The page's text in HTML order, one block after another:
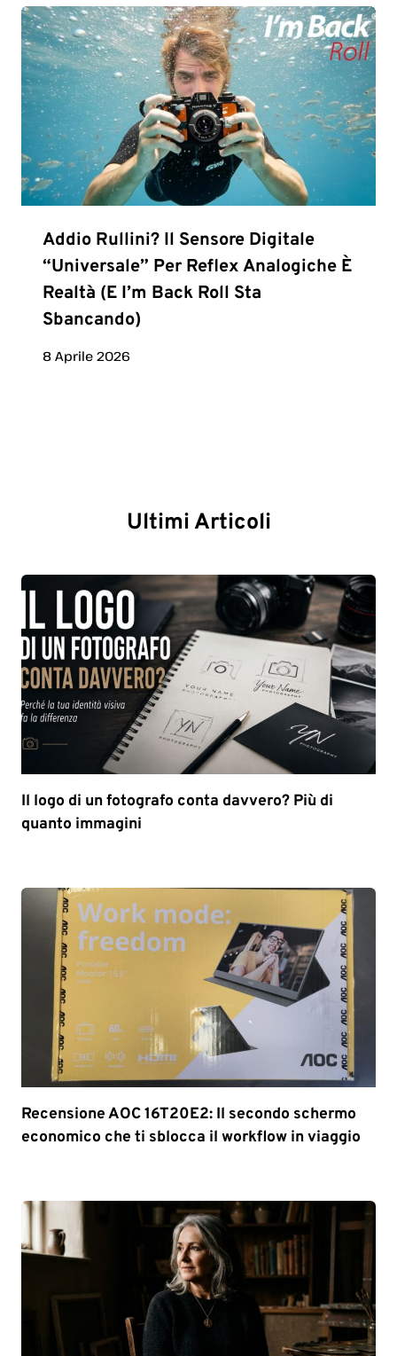
Addio Rullini? Il Sensore Digitale
“universale” Per Reflex Analogiche È
Realtà (e I’m Back Roll Sta
Sbancando)
8 Aprile 2026
Ultimi Articoli
Il logo di un fotografo conta davvero? Più di
quanto immagini
Recensione AOC 16T20E2: Il secondo schermo
economico che ti sblocca il workflow in viaggio